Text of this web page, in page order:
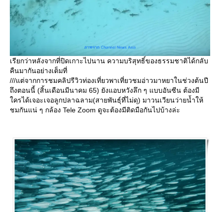
เรียกว่าหลังจากที่ปิดเกาะไปนาน ความบริสุทธิ์ของธรรมชาติได้กลับ
คืนมากันอย่างเต็มที่
///แต่จากการชมคลิปรีวิวท่องเที่ยวพาเที่ยวชมอ่าวมาหยาในช่วงต้นปี
ถึงตอนนี้ (สิ้นเดือนมีนาคม 65) ยังแอบหวังลึก ๆ แบบอันซีน ต้องมี
ครได้เจอะเจอลูกปลาฉลาม(สายพันธุ์ที่ไม่ดุ) มาวนเวียนว่ายน้ำให้
ชมกันแน่ ๆ กล้อง Tele Zoom ดูจะต้องมีติดมือกันไปบ้างล่ะ